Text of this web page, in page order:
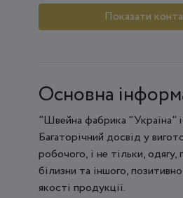
Показати
Основна
"Швейна фабрика "Україна"
Багаторічний досвід у
робочого, і не тільки, одягу,
білизни та іншого,
якості продукції.